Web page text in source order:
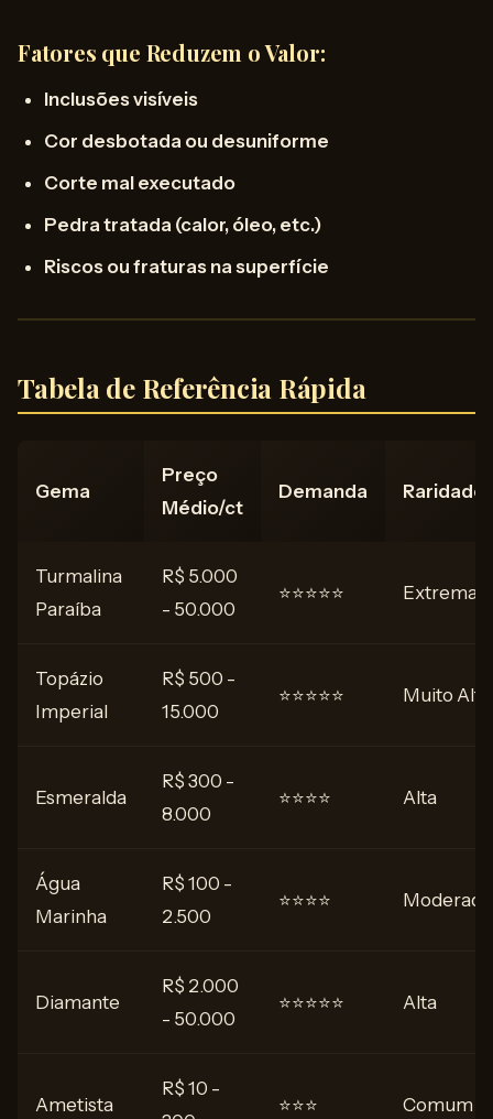
Fatores que Reduzem o Valor:
Inclusões visíveis
Cor desbotada ou desuniforme
Corte mal executado
Pedra tratada (calor, óleo, etc.)
Riscos ou fraturas na superfície
Tabela de Referência Rápida
Gema
Preço
Médio/ct
Demanda Raridade
Turmalina
Paraíba
R$ 5.000
- 50.000
⭐⭐⭐⭐⭐ Extrema
Topázio
Imperial
R$ 500 -
15.000
⭐⭐⭐⭐⭐ Muito Alta
Esmeralda
R$ 300 -
8.000
⭐⭐⭐⭐ Alta
Água
Marinha
R$ 100 -
2.500
⭐⭐⭐⭐ Moderada
Diamante
R$ 2.000
- 50.000
⭐⭐⭐⭐⭐ Alta
Ametista
R$ 10 -
⭐⭐⭐ Comum